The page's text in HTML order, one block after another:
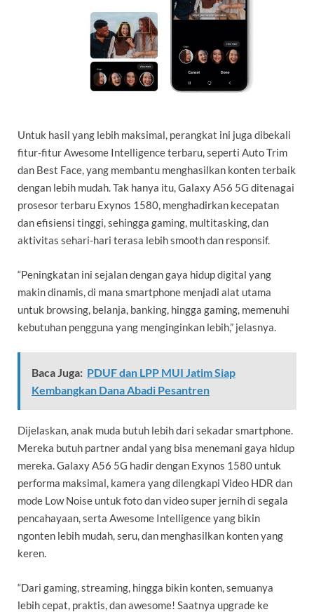
Untuk hasil yang lebih maksimal, perangkat ini juga dibekali
fitur-fitur Awesome Intelligence terbaru, seperti Auto Trim
dan Best Face, yang membantu menghasilkan konten terbaik
dengan lebih mudah. Tak hanya itu, Galaxy A56 5G ditenagai
prosesor terbaru Exynos 1580, menghadirkan kecepatan
dan efisiensi tinggi, sehingga gaming, multitasking, dan
aktivitas sehari-hari terasa lebih smooth dan responsif.
“Peningkatan ini sejalan dengan gaya hidup digital yang
makin dinamis, di mana smartphone menjadi alat utama
untuk browsing, belanja, banking, hingga gaming, memenuhi
kebutuhan pengguna yang menginginkan lebih,” jelasnya.
Baca Juga: PDUF dan LPP MUI Jatim Siap
Kembangkan Dana Abadi Pesantren
Dijelaskan, anak muda butuh lebih dari sekadar smartphone.
Mereka butuh partner andal yang bisa menemani gaya hidup
mereka. Galaxy A56 5G hadir dengan Exynos 1580 untuk
performa maksimal, kamera yang dilengkapi Video HDR dan
mode Low Noise untuk foto dan video super jernih di segala
pencahayaan, serta Awesome Intelligence yang bikin
ngonten lebih mudah, seru, dan menghasilkan konten yang
keren.
“Dari gaming, streaming, hingga bikin konten, semuanya
lebih cepat, praktis, dan awesome! Saatnya upgrade ke